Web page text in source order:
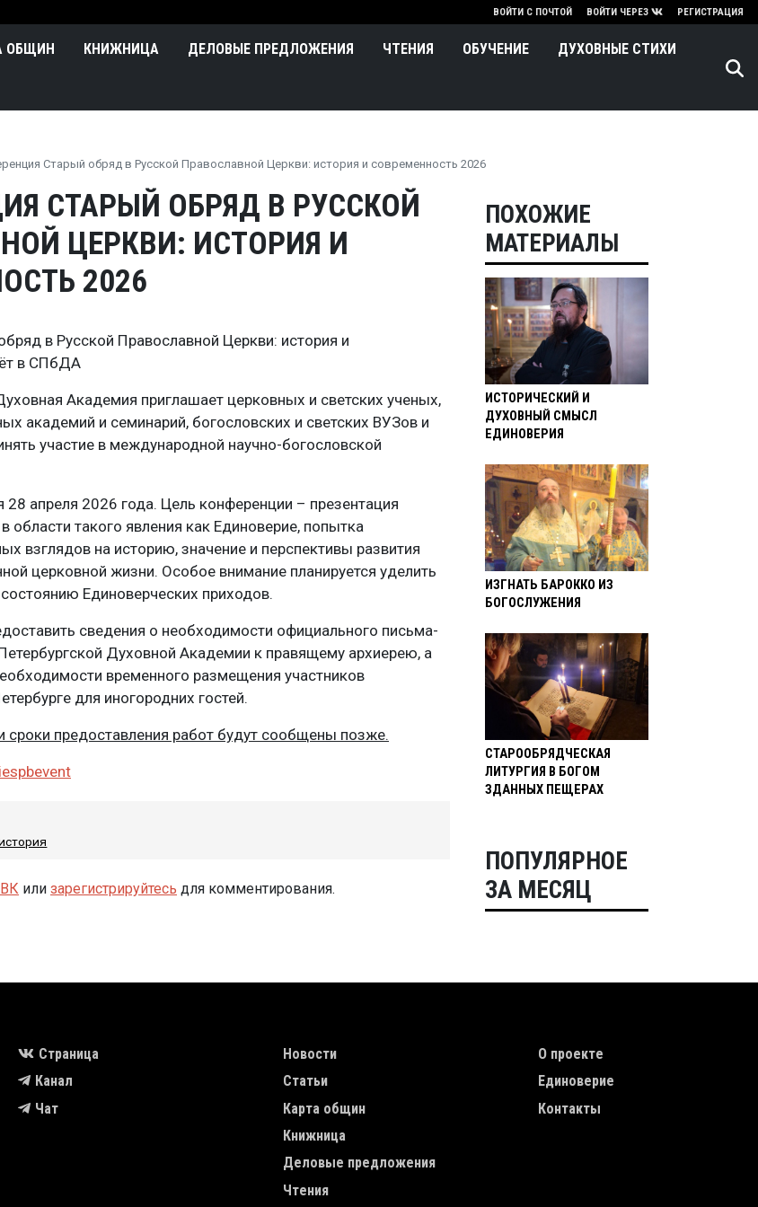
ВОЙТИ С ПОЧТОЙ ВОЙТИ ЧЕРЕЗ РЕГИСТРАЦИЯ
ОБЩИН КНИЖНИЦА ДЕЛОВЫЕ ПРЕДЛОЖЕНИЯ ЧТЕНИЯ ОБУЧЕНИЕ ДУХОВНЫЕ СТИХИ
Старый обряд в Русской Православной Церкви: история и современность 2026
СТАРЫЙ ОБРЯД В РУССКОЙ
ЦЕРКВИ: ИСТОРИЯ И
2026
в Русской Православной Церкви: история и
в СПбДА
Академия приглашает церковных и светских ученых,
академий и семинарий, богословских и светских ВУЗов и
участие в международной научно-богословской
28 апреля 2026 года. Цель конференции – презентация
области такого явления как Единоверие, попытка
взглядов на историю, значение и перспективы развития
церковной жизни. Особое внимание планируется уделить
Единоверческих приходов.
сведения о необходимости официального письма-
Духовной Академии к правящему архиерею, а
временного размещения участников
для иногородних гостей.
сроки предоставления работ будут сообщены позже.
или зарегистрируйтесь для комментирования.
ПОХОЖИЕ
МАТЕРИАЛЫ
ИСТОРИЧЕСКИЙ И
ДУХОВНЫЙ СМЫСЛ
ЕДИНОВЕРИЯ
ИЗГНАТЬ БАРОККО ИЗ
БОГОСЛУЖЕНИЯ
СТАРООБРЯДЧЕСКАЯ
ЛИТУРГИЯ В БОГОМ
ЗДАННЫХ ПЕЩЕРАХ
ПОПУЛЯРНОЕ
ЗА МЕСЯЦ
Страница
Канал
Чат
MAIN NAVIGATION
Новости
Статьи
Карта общин
Книжница
Деловые предложения
Чтения
TOP MENU
О проекте
Единоверие
Контакты